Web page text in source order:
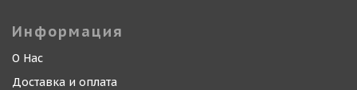
Информация
О Нас
Доставка и оплата